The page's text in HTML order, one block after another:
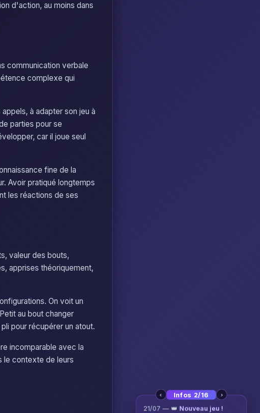
d'action, au moins dans
communication verbale
complexe qui
à adapter son jeu à
parties pour se
car il joue seul
fine de la
Avoir pratiqué longtemps
les réactions de ses
valeur des bouts,
apprises théoriquement,
On voit un
au bout changer
pour récupérer un atout.
incomparable avec la
le contexte de leurs
‹ Infos 2/16 ›
21/07 — 👑 Nouveau jeu !